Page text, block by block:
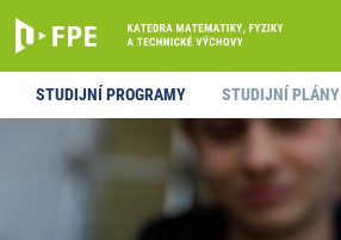
STUDIJNÍ PROGRAMY STUDIJNÍ PLÁNY